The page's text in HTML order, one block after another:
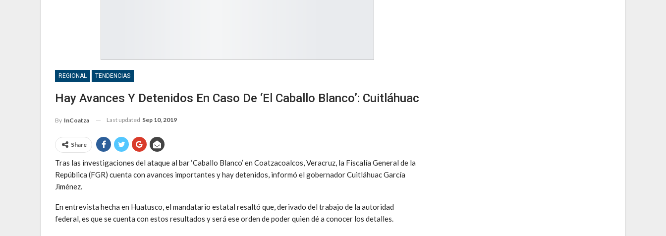
REGIONAL TENDENCIAS
Hay Avances Y Detenidos En Caso De ‘El Caballo Blanco’: Cuitláhuac
By InCoatza Last updated Sep 10, 2019
Share
Tras las investigaciones del ataque al bar ‘Caballo Blanco’ en Coatzacoalcos, Veracruz, la Fiscalía General de la
República (FGR) cuenta con avances importantes y hay detenidos, informó el gobernador Cuitláhuac García
Jiménez.
En entrevista hecha en Huatusco, el mandatario estatal resaltó que, derivado del trabajo de la autoridad
federal, es que se cuenta con estos resultados y será ese orden de poder quien dé a conocer los detalles.